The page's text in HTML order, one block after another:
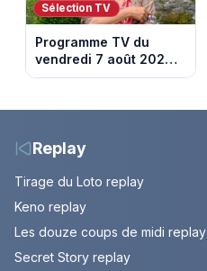
Sélection TV
Programme TV du
vendredi 7 août 2026 :
notre sélection pour
Replay
Tirage du Loto replay
Keno replay
Les douze coups de midi replay
Secret Story replay